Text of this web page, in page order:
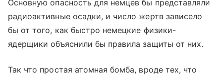
Основную опасность для немцев бы представляли
радиоактивные осадки, и число жертв зависело
бы от того, как быстро немецкие физики-
ядерщики объяснили бы правила защиты от них.
Так что простая атомная бомба, вроде тех, что